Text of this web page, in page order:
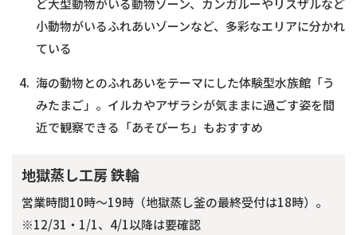
ど大型動物がいる動物ゾーン、カンガルーやリスザルなど
小動物がいるふれあいゾーンなど、多彩なエリアに分かれ
ている
4. 海の動物とのふれあいをテーマにした体験型水族館「う
みたまご」。イルカやアザラシが気ままに過ごす姿を間
近で観察できる「あそびーち」もおすすめ
地獄蒸し工房 鉄輪
営業時間10時〜19時（地獄蒸し釜の最終受付は18時）。
※12/31・1/1、4/1以降は要確認